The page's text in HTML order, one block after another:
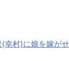
幸村)に娘を嫁が